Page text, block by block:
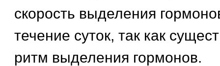
скорость выделения
течение суток, так как
ритм выделения гормонов.